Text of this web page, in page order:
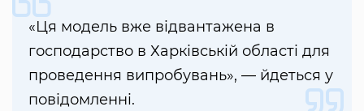
«Ця модель вже відвантажена в
господарство в Харківській області для
проведення випробувань», — йдеться у
повідомленні.